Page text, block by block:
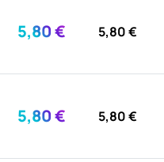
5,80 € 5,80 €
5,80 € 5,80 €